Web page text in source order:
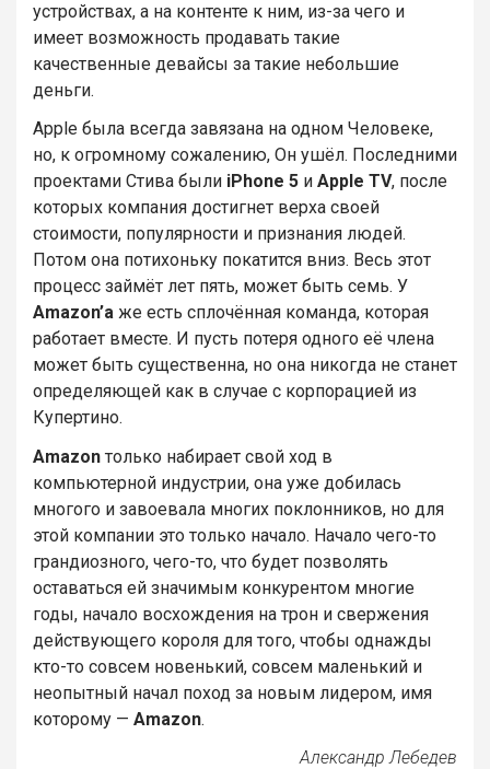
устройствах, а на контенте к ним, из-за чего и
имеет возможность продавать такие
качественные девайсы за такие небольшие
деньги.
Apple была всегда завязана на одном Человеке,
но, к огромному сожалению, Он ушёл. Последними
проектами Стива были iPhone 5 и Apple TV, после
которых компания достигнет верха своей
стоимости, популярности и признания людей.
Потом она потихоньку покатится вниз. Весь этот
процесс займёт лет пять, может быть семь. У
Amazon’а же есть сплочённая команда, которая
работает вместе. И пусть потеря одного её члена
может быть существенна, но она никогда не станет
определяющей как в случае с корпорацией из
Купертино.
Amazon только набирает свой ход в
компьютерной индустрии, она уже добилась
многого и завоевала многих поклонников, но для
этой компании это только начало. Начало чего-то
грандиозного, чего-то, что будет позволять
оставаться ей значимым конкурентом многие
годы, начало восхождения на трон и свержения
действующего короля для того, чтобы однажды
кто-то совсем новенький, совсем маленький и
неопытный начал поход за новым лидером, имя
которому — Amazon.
Александр Лебедев